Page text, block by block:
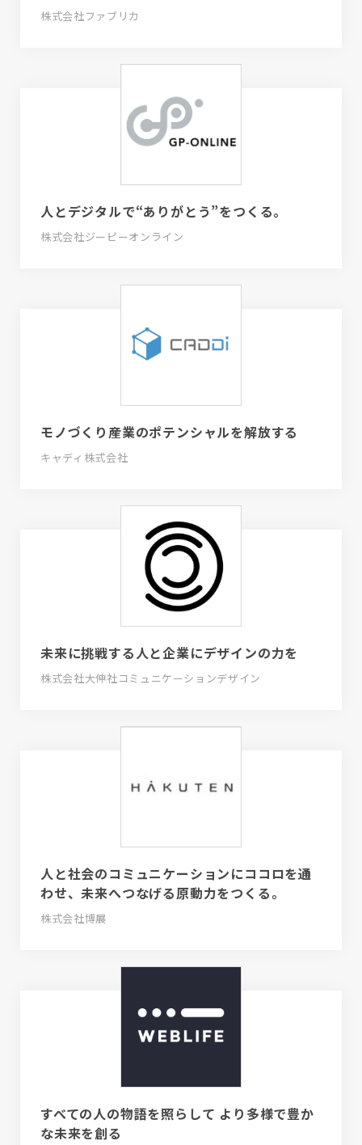
株式会社ファブリカ
人とデジタルで“ありがとう”をつくる。
株式会社ジーピーオンライン
モノづくり産業のポテンシャルを解放する
キャディ株式会社
未来に挑戦する人と企業にデザインの力を
株式会社大伸社コミュニケーションデザイン
人と社会のコミュニケーションにココロを通
わせ、未来へつなげる原動力をつくる。
株式会社博展
すべての人の物語を照らして より多様で豊か
な未来を創る